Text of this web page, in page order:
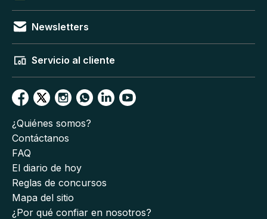
Newsletters
Servicio al cliente
¿Quiénes somos?
Contáctanos
FAQ
El diario de hoy
Reglas de concursos
Mapa del sitio
¿Por qué confiar en nosotros?